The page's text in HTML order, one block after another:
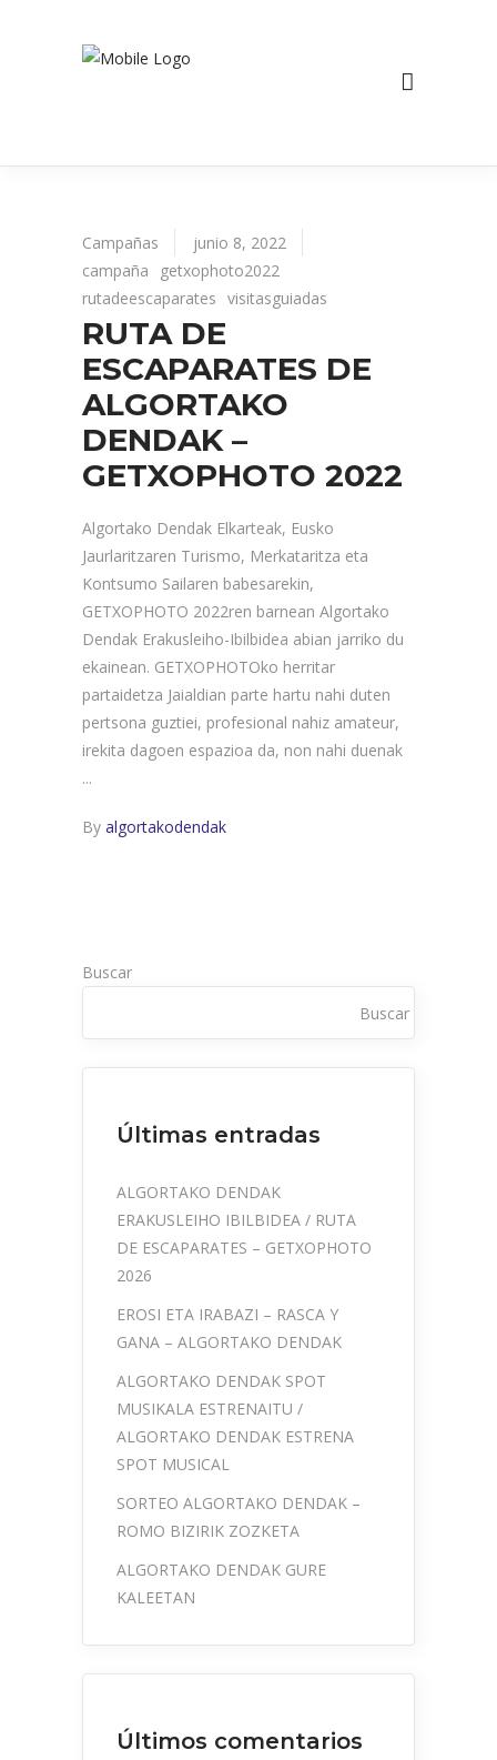
Campañas
junio 8, 2022
campaña
getxophoto2022
rutadeescaparates visitasguiadas
RUTA DE
ESCAPARATES DE
ALGORTAKO
DENDAK –
GETXOPHOTO 2022
Algortako Dendak Elkarteak, Eusko
Jaurlaritzaren Turismo, Merkataritza eta
Kontsumo Sailaren babesarekin,
GETXOPHOTO 2022ren barnean Algortako
Dendak Erakusleiho-Ibilbidea abian jarriko du
ekainean. GETXOPHOTOko herritar
partaidetza Jaialdian parte hartu nahi duten
pertsona guztiei, profesional nahiz amateur,
irekita dagoen espazioa da, non nahi duenak
By algortakodendak
Buscar
Buscar
Últimas entradas
ALGORTAKO DENDAK
ERAKUSLEIHO IBILBIDEA / RUTA
DE ESCAPARATES – GETXOPHOTO
2026
EROSI ETA IRABAZI – RASCA Y
GANA – ALGORTAKO DENDAK
ALGORTAKO DENDAK SPOT
MUSIKALA ESTRENAITU /
ALGORTAKO DENDAK ESTRENA
SPOT MUSICAL
SORTEO ALGORTAKO DENDAK –
ROMO BIZIRIK ZOZKETA
ALGORTAKO DENDAK GURE
KALEETAN
Últimos comentarios